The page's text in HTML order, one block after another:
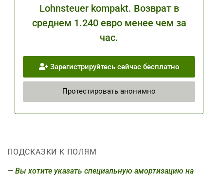
Lohnsteuer kompakt. Возврат в
среднем 1.240 евро менее чем за
час.
Зарегистрируйтесь сейчас бесплатно
Протестировать анонимно
ПОДСКАЗКИ К ПОЛЯМ
Вы хотите указать специальную амортизацию на